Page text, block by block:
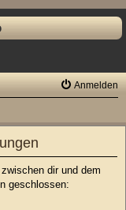
Anmelden
dir und dem
geschlossen: